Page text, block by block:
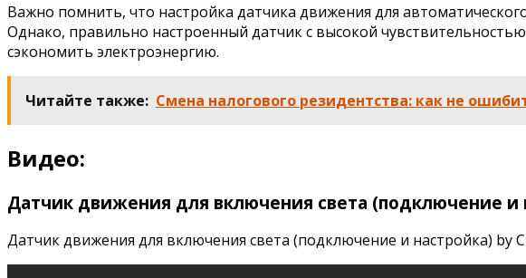
Важно помнить, что настройка датчика движения для
Однако, правильно настроенный датчик с высокой
сэкономить электроэнергию.
Читайте также: Смена налогового резидентства: как не
Видео:
Датчик движения для включения света (подключение и
Датчик движения для включения света (подключение и настройка) by